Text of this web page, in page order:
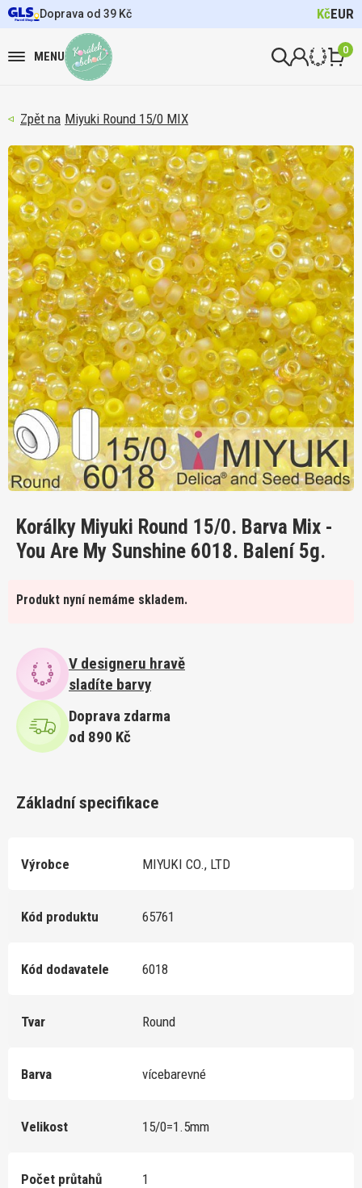
Doprava od 39 Kč KčEUR
MENU 0
Miyuki Round 15/0 MIX
Korálky Miyuki Round 15/0. Barva Mix -
You Are My Sunshine 6018. Balení 5g.
Produkt nyní nemáme skladem.
V designeru hravě
sladíte barvy
Doprava zdarma
od 890 Kč
Základní specifikace
Výrobce MIYUKI CO., LTD
Kód produktu 65761
Kód dodavatele 6018
Tvar Round
Barva vícebarevné
Velikost 15/0=1.5mm
Počet průtahů 1